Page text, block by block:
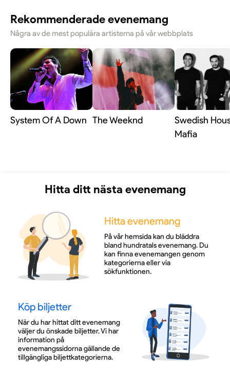
Rekommenderade evenemang
Några av de mest populära artisterna på vår webbplats
System Of A Down The Weeknd
Swedish
Mafia
Hitta ditt nästa evenemang
Hitta evenemang
På vår hemsida kan du bläddra
bland hundratals evenemang. Du
kan finna evenemangen genom
kategorierna eller via
sökfunktionen.
Köp biljetter
När du har hittat ditt evenemang
väljer du önskade biljetter. Vi har
information på
evenemangssidorna gällande de
tillgängliga biljettkategorierna.